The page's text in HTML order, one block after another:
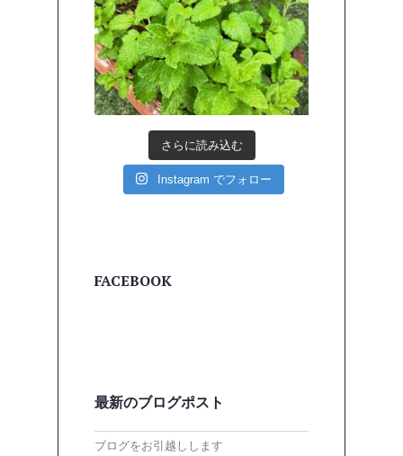
さらに読み込む
Instagram でフォロー
FACEBOOK
最新のブログポスト
ブログをお引越しします